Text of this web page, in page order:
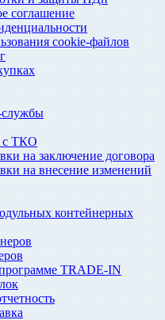
соглашение
cookie-файлов
службы
с ТКО
на заключение договора
на внесение изменений
контейнерных
TRADE-IN